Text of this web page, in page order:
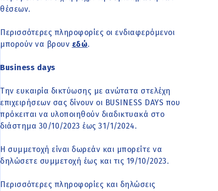
θέσεων.
Περισσότερες πληροφορίες οι ενδιαφερόμενοι
μπορούν να βρουν εδώ.
Business days
Την ευκαιρία δικτύωσης με ανώτατα στελέχη
επιχειρήσεων σας δίνουν οι BUSINESS DAYS που
πρόκειται να υλοποιηθούν διαδικτυακά στο
διάστημα 30/10/2023 έως 31/1/2024.
Η συμμετοχή είναι δωρεάν και μπορείτε να
δηλώσετε συμμετοχή έως και τις 19/10/2023.
Περισσότερες πληροφορίες και δηλώσεις